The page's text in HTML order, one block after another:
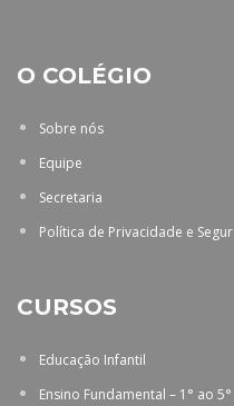
O COLÉGIO
Sobre nós
Equipe
Secretaria
Política de Privacidade e
CURSOS
Educação Infantil
Ensino Fundamental – 1° ao